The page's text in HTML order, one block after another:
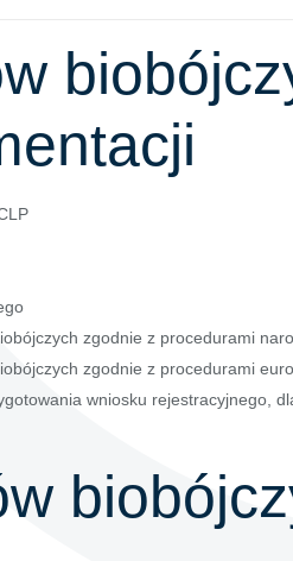
zgodnie z procedurami
zgodnie z procedurami
wniosku rejestracyjnego,